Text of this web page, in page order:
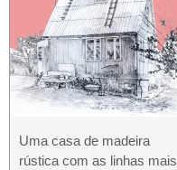
Uma casa de madeira
rústica com as linhas mais